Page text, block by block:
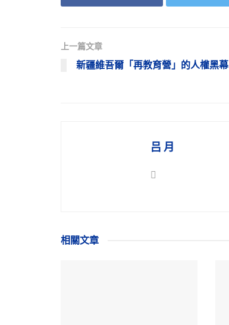
上一篇文章
新疆維吾爾「再教育營」的人權黑幕
吕 月
相關文章